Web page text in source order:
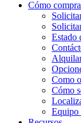
Cómo
Estado
Como
Cómo
Equipo